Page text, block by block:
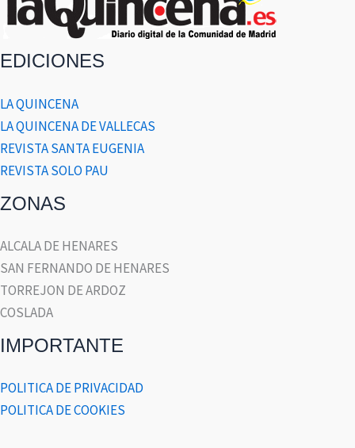
EDICIONES
LA QUINCENA
LA QUINCENA DE VALLECAS
REVISTA SANTA EUGENIA
REVISTA SOLO PAU
ZONAS
ALCALA DE HENARES
SAN FERNANDO DE HENARES
TORREJON DE ARDOZ
COSLADA
IMPORTANTE
POLITICA DE PRIVACIDAD
POLITICA DE COOKIES